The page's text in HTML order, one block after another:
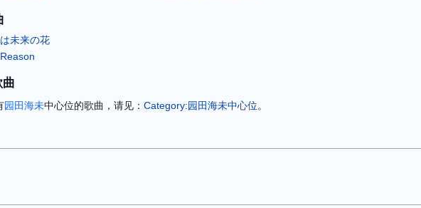
未来の花
曲
园田海未中心位的歌曲，请见： Category:园田海未中心位。